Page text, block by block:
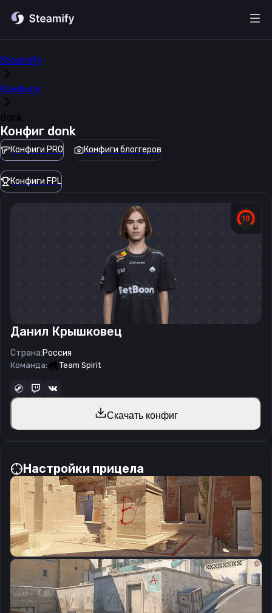
Steamify
Конфиги
donk
Конфиг donk
Конфиги PRO Конфиги блоггеров
Конфиги FPL
Данил Крышковец
Страна:Россия
Команда: Team Spirit
Скачать конфиг
Настройки прицела
CSGO-Jhfkc-4UpR6-DJftC-VfGek-pL3ED